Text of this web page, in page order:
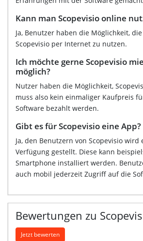
Kann man Scopevisio online
Ja, Benutzer haben die Möglichkeit,
Scopevisio per Internet zu nutzen.
Ich möchte gerne Scopevisio
möglich?
Nutzer haben die Möglichkeit,
muss also kein einmaliger Kaufpreis
Software bezahlt werden.
Gibt es für Scopevisio eine App?
Ja, den Benutzern von Scopevisio wird
Verfügung gestellt. Diese kann
Smartphone installiert werden.
auch mobil jederzeit Zugriff auf die
Bewertungen zu
Jetzt bewerten